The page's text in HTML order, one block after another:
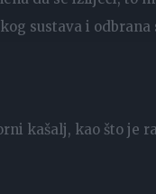
sustava i odbrana
kašalj, kao što je